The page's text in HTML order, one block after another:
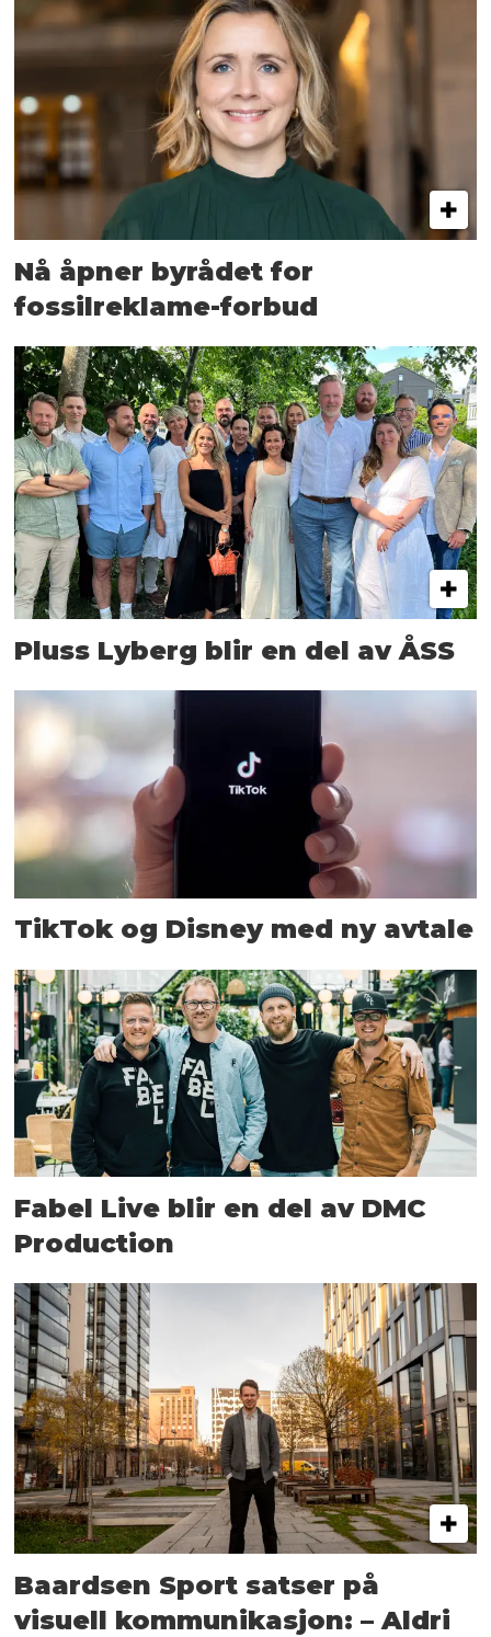
Nå åpner byrådet for
fossilreklame-forbud
Pluss Lyberg blir en del av ÅSS
TikTok og Disney med ny avtale
Fabel Live blir en del av DMC
Production
Baardsen Sport satser på
visuell kommunikasjon: – Aldri